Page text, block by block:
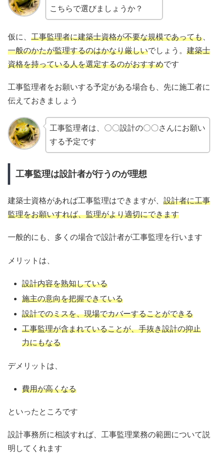
こちらで選びましょうか？
仮に、 工事監理者に建築士資格が不要な規模であっても
一般のかたが監理するのはかなり厳しいでしょう。 建築士
資格を持っている人を選定するのがおすすめです
工事監理者をお願いする予定がある場合も、先に施工者に
伝えておきましょう
工事監理者は、〇〇設計の〇〇さんにお願い
する予定です
工事監理は設計者が行うのが理想
建築士資格があれば工事監理はできますが、 設計者に工事
監理をお願いすれば、監理がより適切にできます
一般的にも、多くの場合で設計者が工事監理を行います
メリットは、
設計内容を熟知している
施主の意向を把握できている
設計でのミスを、現場でカバーすることができる
工事監理が含まれていることが、手抜き設計の抑止
力にもなる
デメリットは、
費用が高くなる
といったところです
設計事務所に相談すれば、工事監理業務の範囲について説
明してくれます